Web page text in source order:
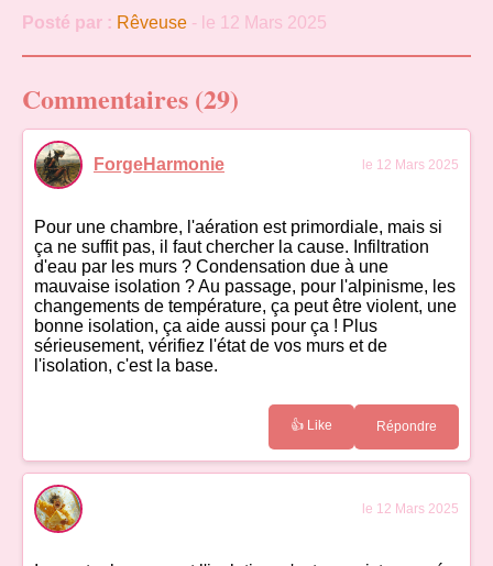
Posté par : Rêveuse - le 12 Mars 2025
Commentaires (29)
ForgeHarmonie le 12 Mars 2025
Pour une chambre, l'aération est primordiale, mais si
ça ne suffit pas, il faut chercher la cause. Infiltration
d'eau par les murs ? Condensation due à une
mauvaise isolation ? Au passage, pour l'alpinisme, les
changements de température, ça peut être violent, une
bonne isolation, ça aide aussi pour ça ! Plus
sérieusement, vérifiez l'état de vos murs et de
l'isolation, c'est la base.
👍 Like Répondre
le 12 Mars 2025